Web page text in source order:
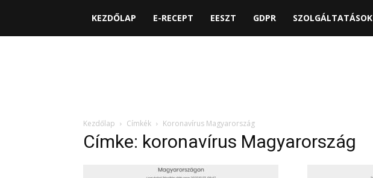
KEZDŐLAP E-RECEPT EESZT GDPR SZOLGÁLTATÁSOK
Kezdőlap Címkék Koronavírus Magyarország
Címke: koronavírus Magyarország